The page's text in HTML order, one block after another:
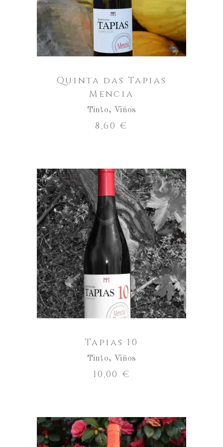
de
Quinta
das
Tapias
Mencia
Quinta das Tapias
Mencia
Tinto, Viños
8,60€
Aumentar
a
cantidade
Tapias
10
ENGADIR AO CARRO
Tapias 10
Tinto, Viños
10,00 €